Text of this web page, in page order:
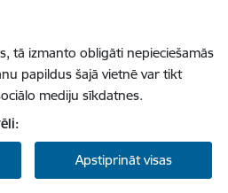
tā izmanto obligāti nepieciešamās
papildus šajā vietnē var tikt
mediju sīkdatnes.
Apstiprināt visas